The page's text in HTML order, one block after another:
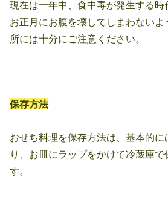
現在は一年中、食中毒が発生する時
お正月にお腹を壊してしまわない
所には十分にご注意ください。
保存方法
おせち料理を保存方法は、基本的に
り、お皿にラップをかけて冷蔵庫
す。